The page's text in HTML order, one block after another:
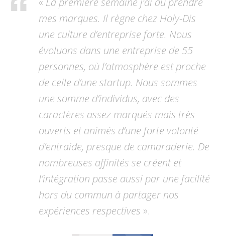
mes marques. Il règne chez Holy-Dis
une culture d’entreprise forte. Nous
évoluons dans une entreprise de 55
personnes, où l’atmosphère est proche
de celle d’une startup. Nous sommes
une somme d’individus, avec des
caractères assez marqués mais très
ouverts et animés d’une forte volonté
d’entraide, presque de camaraderie. De
nombreuses affinités se créent et
l’intégration passe aussi par une facilité
hors du commun à partager nos
expériences respectives ».